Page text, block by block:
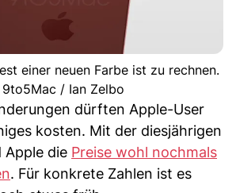
einer neuen Farbe ist zu rechnen.
/ Ian Zelbo
dürften Apple-User
kosten. Mit der diesjährigen
Apple die Preise wohl nochmals
. Für konkrete Zahlen ist es